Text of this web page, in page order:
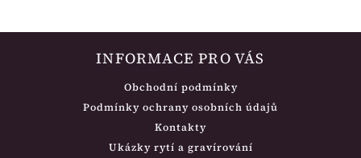
INFORMACE PRO VÁS
Obchodní podmínky
Podmínky ochrany osobních údajů
Kontakty
Ukázky rytí a gravírování